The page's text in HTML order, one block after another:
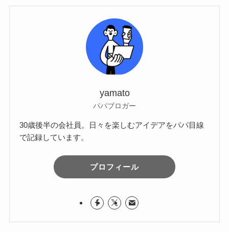
yamato
パパブロガー
30歳後半の会社員。日々を楽しむアイデアをパパ目線
で記録しています。
プロフィール